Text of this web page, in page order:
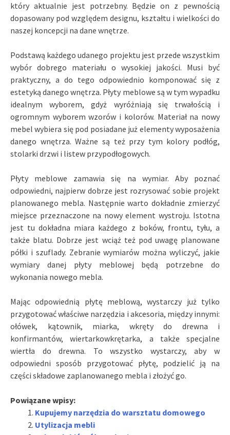
który aktualnie jest potrzebny. Będzie on z pewnością
dopasowany pod względem designu, kształtu i wielkości do
naszej koncepcji na dane wnętrze.
Podstawą każdego udanego projektu jest przede wszystkim
wybór dobrego materiału o wysokiej jakości. Musi być
praktyczny, a do tego odpowiednio komponować się z
estetyką danego wnętrza. Płyty meblowe są w tym wypadku
idealnym wyborem, gdyż wyróżniają się trwałością i
ogromnym wyborem wzorów i kolorów. Materiał na nowy
mebel wybiera się pod posiadane już elementy wyposażenia
danego wnętrza. Ważne są też przy tym kolory podłóg,
stolarki drzwi i listew przypodłogowych.
Płyty meblowe zamawia się na wymiar. Aby poznać
odpowiedni, najpierw dobrze jest rozrysować sobie projekt
planowanego mebla. Następnie warto dokładnie zmierzyć
miejsce przeznaczone na nowy element wystroju. Istotna
jest tu dokładna miara każdego z boków, frontu, tyłu, a
także blatu. Dobrze jest wciąż też pod uwagę planowane
półki i szuflady. Zebranie wymiarów można wyliczyć, jakie
wymiary danej płyty meblowej będą potrzebne do
wykonania nowego mebla.
Mając odpowiednią płytę meblową, wystarczy już tylko
przygotować właściwe narzędzia i akcesoria, między innymi:
ołówek, kątownik, miarka, wkręty do drewna i
konfirmantów, wiertarkowkrętarka, a także specjalne
wiertła do drewna. To wszystko wystarczy, aby w
odpowiedni sposób przygotować płytę, podzielić ją na
części składowe zaplanowanego mebla i złożyć go.
Powiązane wpisy:
Kupujemy narzędzia do warsztatu domowego
Utylizacja mebli